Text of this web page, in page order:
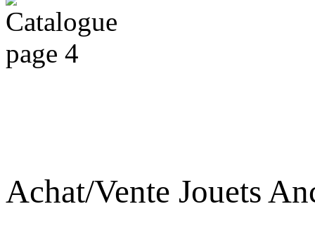
Achat/Vente Jouets